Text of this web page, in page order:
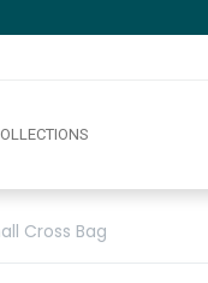
Cross Bag